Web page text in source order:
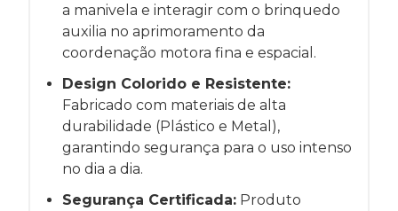
a manivela e interagir com o brinquedo
auxilia no aprimoramento da
coordenação motora fina e espacial.
Design Colorido e Resistente:
Fabricado com materiais de alta
durabilidade (Plástico e Metal),
garantindo segurança para o uso intenso
no dia a dia.
Segurança Certificada: Produto